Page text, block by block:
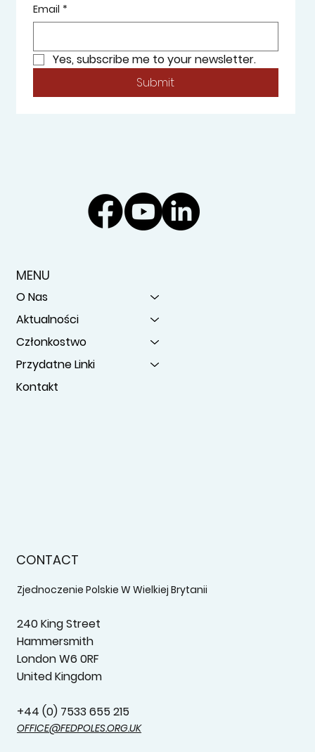
Email *
Yes, subscribe me to your newsletter.
Submit
MENU
O Nas
Aktualności
Członkostwo
Przydatne Linki
Kontakt
CONTACT
Zjednoczenie Polskie W Wielkiej Brytanii
240 King Street
Hammersmith
London W6 0RF
United Kingdom
+44 (0) 7533 655 215‬
OFFICE@FEDPOLES.ORG.UK